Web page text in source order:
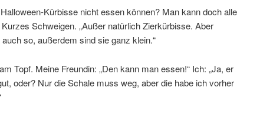
Kürbisse nicht essen können? Man kann doch alle
Schweigen. „Außer natürlich Zierkürbisse. Aber
so, außerdem sind sie ganz klein.“
Topf. Meine Freundin: „Den kann man essen!“ Ich: „Ja, er
oder? Nur die Schale muss weg, aber die habe ich vorher